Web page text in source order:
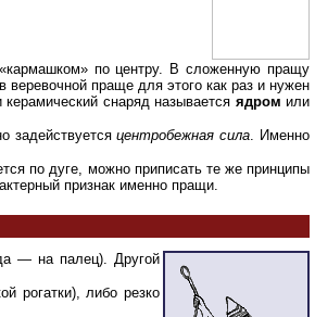
по центру. В сложенную пращу
праще для этого как раз и нужен
снаряд называется ядромили
задействуетсяцентробежная сила. Именно
по дуге, можно приписать те же принципы
признак именно пращи.
— на палец). Другой
рогатки), либо резко